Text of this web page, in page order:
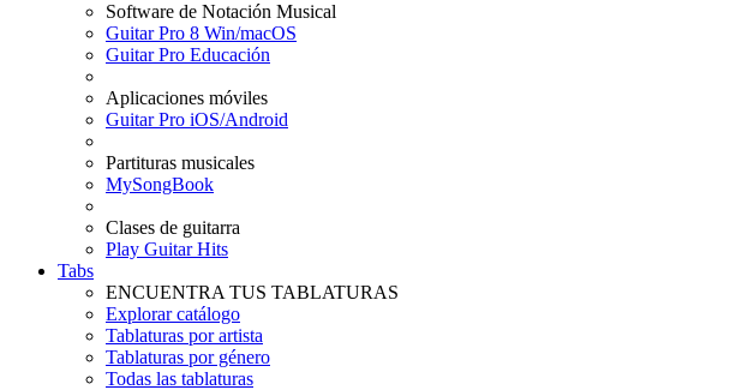
Software de Notación Musical
Guitar Pro 8 Win/macOS
Guitar Pro Educación
Aplicaciones móviles
Guitar Pro iOS/Android
Partituras musicales
MySongBook
Clases de guitarra
Play Guitar Hits
Tabs
ENCUENTRA TUS TABLATURAS
Explorar catálogo
Tablaturas por artista
Tablaturas por género
Todas las tablaturas